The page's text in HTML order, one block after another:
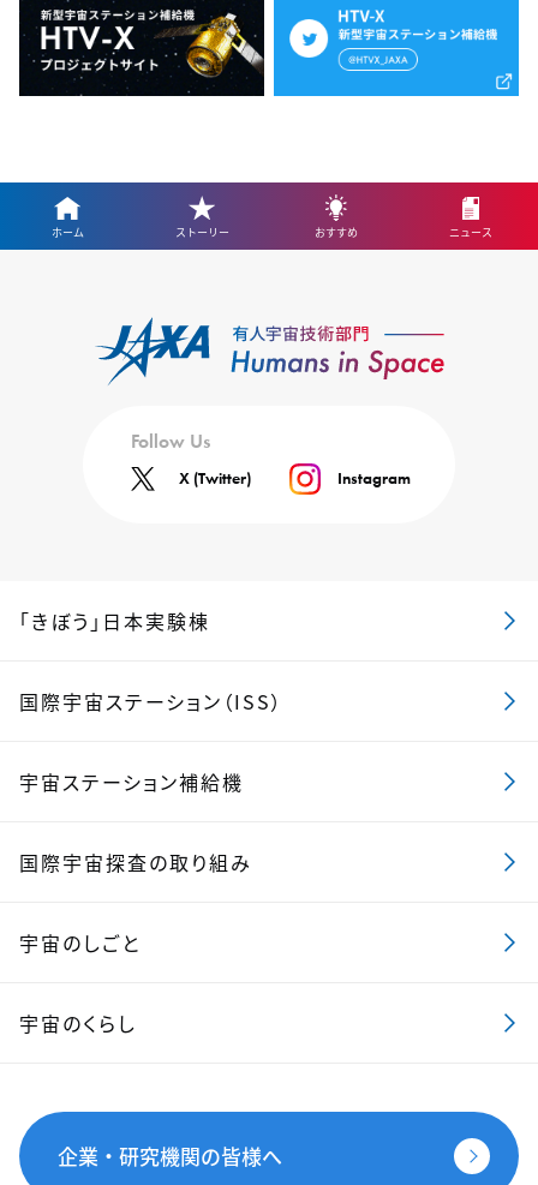
ホーム ストーリー おすすめ ニュース
Follow Us
X (Twitter) Instagram
「きぼう」日本実験棟
国際宇宙ステーション（ISS）
宇宙ステーション補給機
国際宇宙探査の取り組み
宇宙のしごと
宇宙のくらし
企業・研究機関の皆様へ